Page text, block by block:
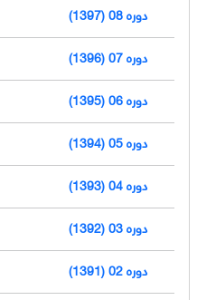
دوره 08 (1397)
دوره 07 (1396)
دوره 06 (1395)
دوره 05 (1394)
دوره 04 (1393)
دوره 03 (1392)
دوره 02 (1391)